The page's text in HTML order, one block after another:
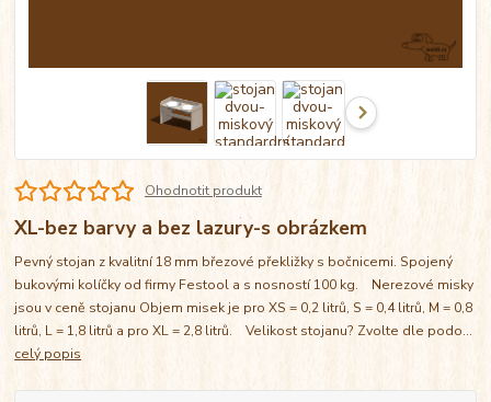
Ohodnotit produkt
XL-bez barvy a bez lazury-s obrázkem
Pevný stojan z kvalitní 18 mm březové překližky s bočnicemi. Spojený
bukovými kolíčky od firmy Festool a s nosností 100 kg. Nerezové misky
jsou v ceně stojanu Objem misek je pro XS = 0,2 litrů, S = 0,4 litrů, M = 0,8
litrů, L = 1,8 litrů a pro XL = 2,8 litrů. Velikost stojanu? Zvolte dle podo...
celý popis